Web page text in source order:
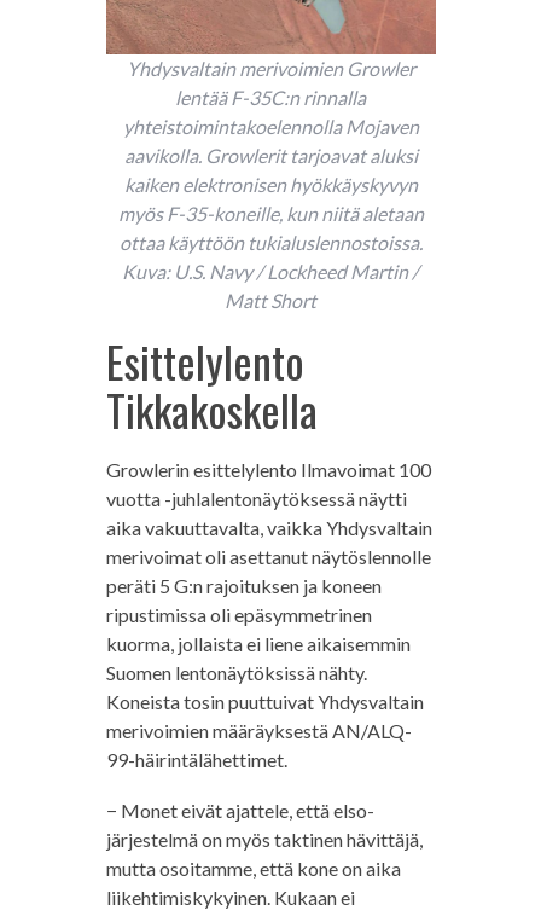
Yhdysvaltain merivoimien Growler
lentää F-35C:n rinnalla
yhteistoimintakoelennolla Mojaven
aavikolla. Growlerit tarjoavat aluksi
kaiken elektronisen hyökkäyskyvyn
myös F-35-koneille, kun niitä aletaan
ottaa käyttöön tukialuslennostoissa.
Kuva: U.S. Navy / Lockheed Martin /
Matt Short
Esittelylento
Tikkakoskella
Growlerin esittelylento Ilmavoimat 100
vuotta -juhlalentonäytöksessä näytti
aika vakuuttavalta, vaikka Yhdysvaltain
merivoimat oli asettanut näytöslennolle
peräti 5 G:n rajoituksen ja koneen
ripustimissa oli epäsymmetrinen
kuorma, jollaista ei liene aikaisemmin
Suomen lentonäytöksissä nähty.
Koneista tosin puuttuivat Yhdysvaltain
merivoimien määräyksestä AN/ALQ-
99-häirintälähettimet.
− Monet eivät ajattele, että elso-
järjestelmä on myös taktinen hävittäjä,
mutta osoitamme, että kone on aika
liikehtimiskykyinen. Kukaan ei